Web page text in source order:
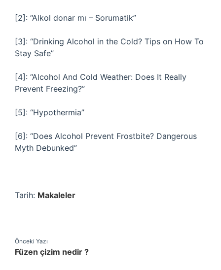
[2]: “Alkol donar mı – Sorumatik”
[3]: “Drinking Alcohol in the Cold? Tips on How To
Stay Safe”
[4]: “Alcohol And Cold Weather: Does It Really
Prevent Freezing?”
[5]: “Hypothermia”
[6]: “Does Alcohol Prevent Frostbite? Dangerous
Myth Debunked”
Tarih: Makaleler
Önceki Yazı
Füzen çizim nedir ?